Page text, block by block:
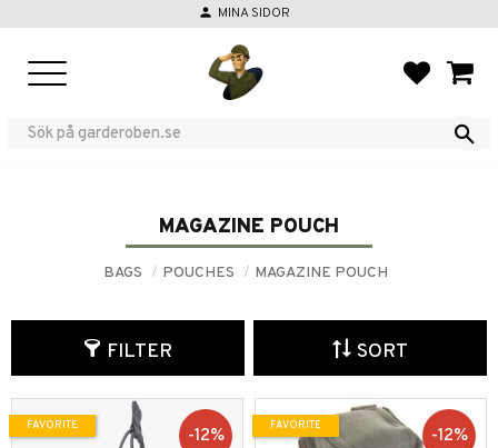
person MINA SIDOR
MAGAZINE POUCH
BAGS POUCHES MAGAZINE POUCH
FILTER SORT
12%
FAVORITE 12%
FAVORITE